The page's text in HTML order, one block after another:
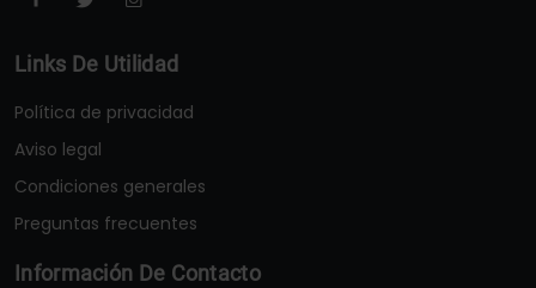
Links De Utilidad
Política de privacidad
Aviso legal
Condiciones generales
Preguntas frecuentes
Información De Contacto